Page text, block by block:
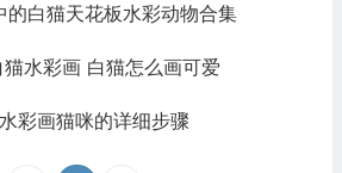
的白猫天花板水彩动物合集
水彩画猫咪的详细步骤